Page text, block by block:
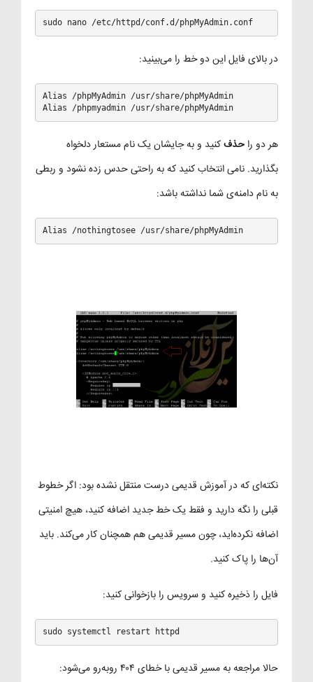
sudo nano /etc/httpd/conf.d/phpMyAdmin.conf
در بالای فایل این دو خط را می‌بینید:
Alias /phpMyAdmin /usr/share/phpMyAdmin
Alias /phpmyadmin /usr/share/phpMyAdmin
هر دو را حذفکنید و به جایشان یک نام مستعار دلخواه
بگذارید. نامی انتخاب کنید که به راحتی حدس زده نشود و ربطی
به نام دامنه‌ی شما نداشته باشد:
Alias /nothingtosee /usr/share/phpMyAdmin
نکته‌ای که در آموزش قدیمی درست منتقل نشده بود: اگر خطوط
قبلی را نگه دارید و فقط یک خط جدید اضافه کنید، هیچ امنیتی
اضافه نکرده‌اید، چون مسیر قدیمی هم همچنان کار می‌کند. باید
آن‌ها را پاک کنید.
فایل را ذخیره کنید و سرویس را بازخوانی کنید:
sudo systemctl restart httpd
حالا مراجعه به مسیر قدیمی با خطای ۴۰۴ روبه‌رو می‌شود: